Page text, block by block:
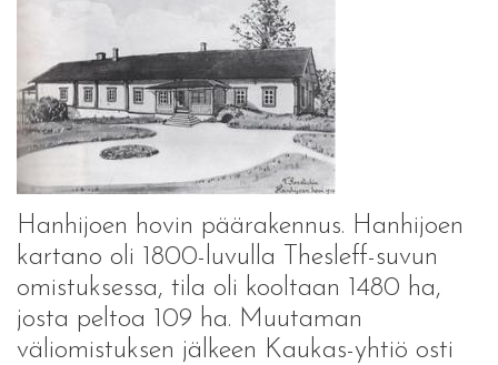
Hanhijoen hovin päärakennus. Hanhijoen
kartano oli 1800-luvulla Thesleff-suvun
omistuksessa, tila oli kooltaan 1480 ha,
josta peltoa 109 ha. Muutaman
väliomistuksen jälkeen Kaukas-yhtiö osti